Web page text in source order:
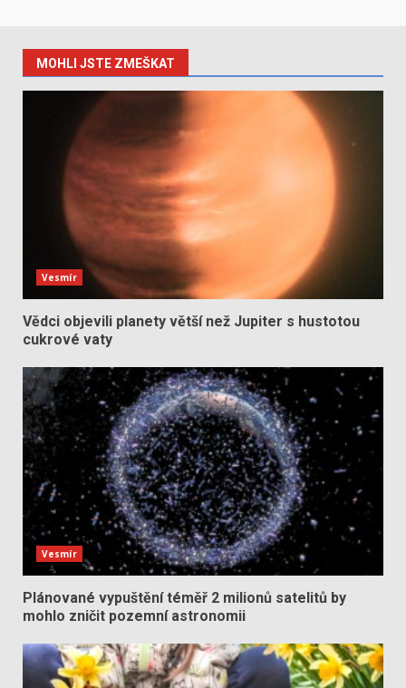
MOHLI JSTE ZMEŠKAT
Vesmír
Vědci objevili planety větší než Jupiter s hustotou
cukrové vaty
Vesmír
Plánované vypuštění téměř 2 milionů satelitů by
mohlo zničit pozemní astronomii